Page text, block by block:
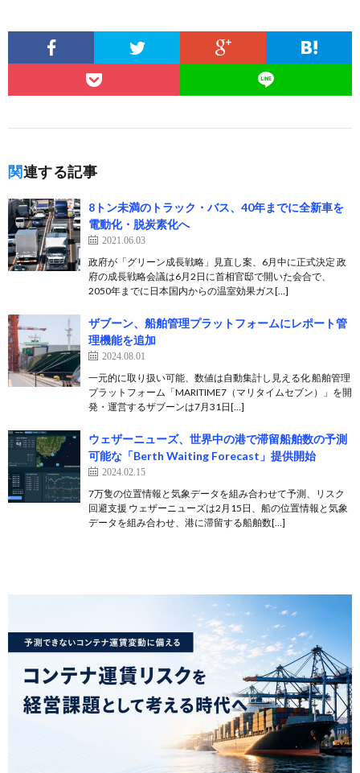
関連する記事
8トン未満のトラック・バス、40年までに全新車を
電動化・脱炭素化へ
2021.06.03
政府が「グリーン成長戦略」見直し案、6月中に正式決定 政
府の成長戦略会議は6月2日に首相官邸で開いた会合で、
2050年までに日本国内からの温室効果ガス[…]
ザブーン、船舶管理プラットフォームにレポート管
理機能を追加
2024.08.01
一元的に取り扱い可能、数値は自動集計し見える化 船舶管理
プラットフォーム「MARITIME7（マリタイムセブン）」を開
発・運営するザブーンは7月31日[…]
ウェザーニューズ、世界中の港で滞留船舶数の予測
可能な「Berth Waiting Forecast」提供開始
2024.02.15
7万隻の位置情報と気象データを組み合わせて予測、リスク
回避支援 ウェザーニューズは2月15日、船の位置情報と気象
データを組み合わせ、港に滞留する船舶数[…]